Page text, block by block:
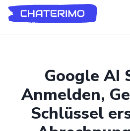
Google AI
Anmelden,
Schlüssel
Chaterimo HelpDesk